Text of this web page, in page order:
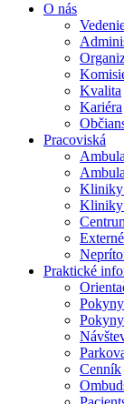
O nás
Kvalita
Kariéra
Pracoviská
Kliniky
Kliniky
Praktické
Cenník